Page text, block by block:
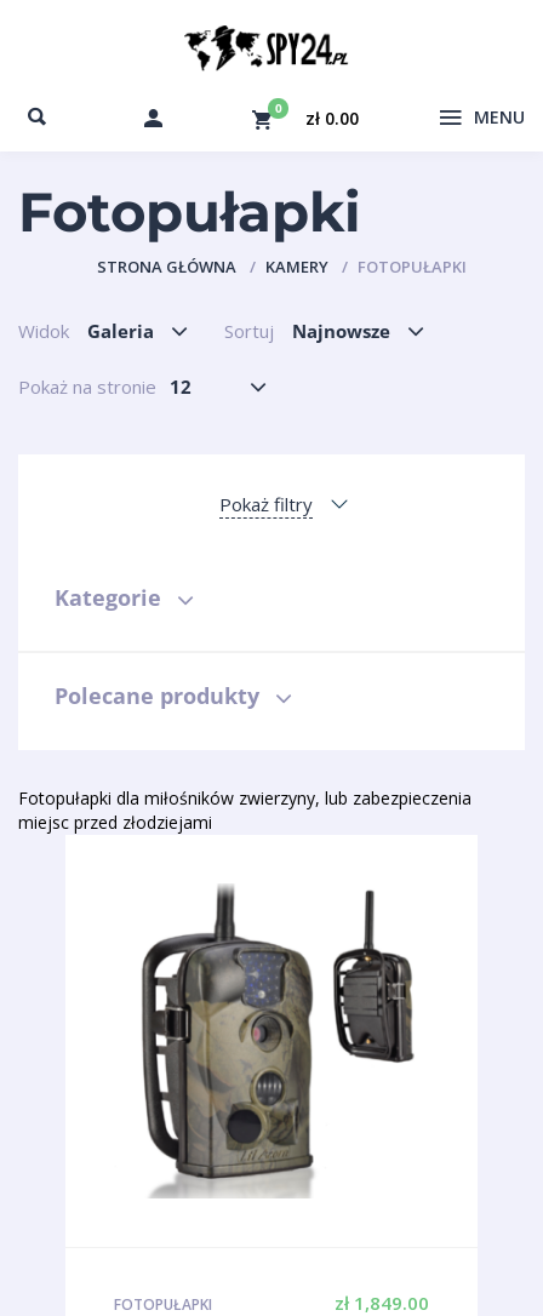
0 zł 0.00 MENU
Fotopułapki
STRONA GŁÓWNA KAMERY FOTOPUŁAPKI
Widok Galeria Sortuj Najnowsze
Pokaż na stronie 12
Pokaż filtry
Kategorie
Polecane produkty
Fotopułapki dla miłośników zwierzyny, lub zabezpieczenia
miejsc przed złodziejami
zł 1,849.00
FOTOPUŁAPKI